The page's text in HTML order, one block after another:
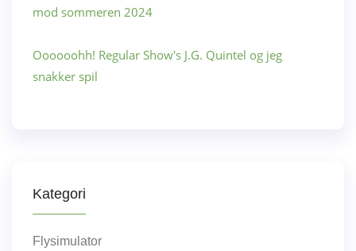
mod sommeren 2024
Oooooohh! Regular Show's J.G. Quintel og jeg
snakker spil
Kategori
Flysimulator